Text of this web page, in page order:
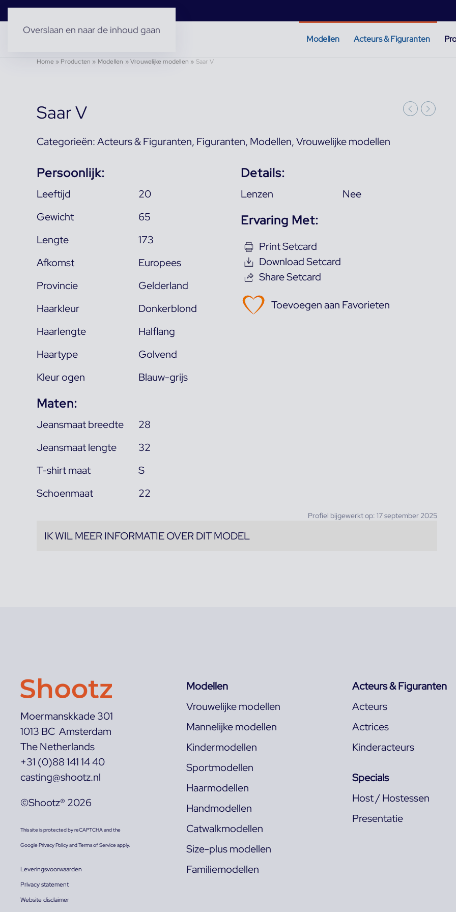
Overslaan en naar de inhoud gaan
Modellen Acteurs & Figuranten
Home» Producten » Modellen »Vrouwelijke modellen » Saar V
Saar V
Categorieën:Acteurs & Figuranten, Figuranten, Modellen,Vrouwelijke modellen
Persoonlijk:
Leeftijd
20
Gewicht
65
Lengte
173
Afkomst
Europees
Provincie
Gelderland
Haarkleur
Donkerblond
Haarlengte
Halflang
Haartype
Golvend
Kleur ogen
Blauw-grijs
Maten:
Jeansmaat breedte
28
Jeansmaat lengte
32
T-shirt maat
S
Schoenmaat
22
Details:
Lenzen Nee
Ervaring Met:
Print Setcard
Download Setcard
Share Setcard
Toevoegen aan Favorieten
Profiel bijgewerkt op: 17 september 2025
IK WIL MEER INFORMATIE OVER DIT MODEL
Moermanskkade 301
1013 BC Amsterdam
The Netherlands
+31 (0)88 141 14 40
casting@shootz.nl
©Shootz® 2026
This site is protected by reCAPTCHA and the
GooglePrivacy PolicyandTerms of Serviceapply.
Leveringsvoorwaarden
Privacy statement
Website disclaimer
Modellen
Vrouwelijke modellen
Mannelijke modellen
Kindermodellen
Sportmodellen
Haarmodellen
Handmodellen
Catwalkmodellen
Size-plus modellen
Familiemodellen
Acteurs & Figuranten
Acteurs
Actrices
Kinderacteurs
Specials
Host / Hostessen
Presentatie